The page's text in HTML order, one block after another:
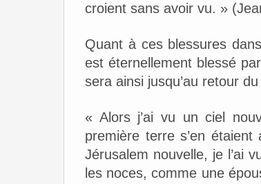
croient sans avoir vu. »
Quant à ces blessures
est éternellement blessé
sera ainsi jusqu’au retour
« Alors j’ai vu un ciel
première terre s’en
Jérusalem nouvelle, je l’ai
les noces, comme une